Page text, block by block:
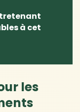
à cet
les